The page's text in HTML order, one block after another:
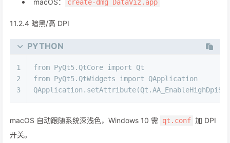
create-dmg DataViz.app
11.2.4 暗黑/高 DPI
PYTHON
1
2
3
from PyQt5.QtCore import Qt
from PyQt5.QtWidgets import QApplication
macOS 自动跟随系统深浅色，Windows 10 需 qt.conf 加 DPI
开关。